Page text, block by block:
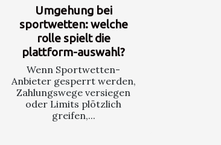
Umgehung bei
sportwetten: welche
rolle spielt die
plattform-auswahl?
Wenn Sportwetten-
Anbieter gesperrt werden,
Zahlungswege versiegen
oder Limits plötzlich
greifen,...